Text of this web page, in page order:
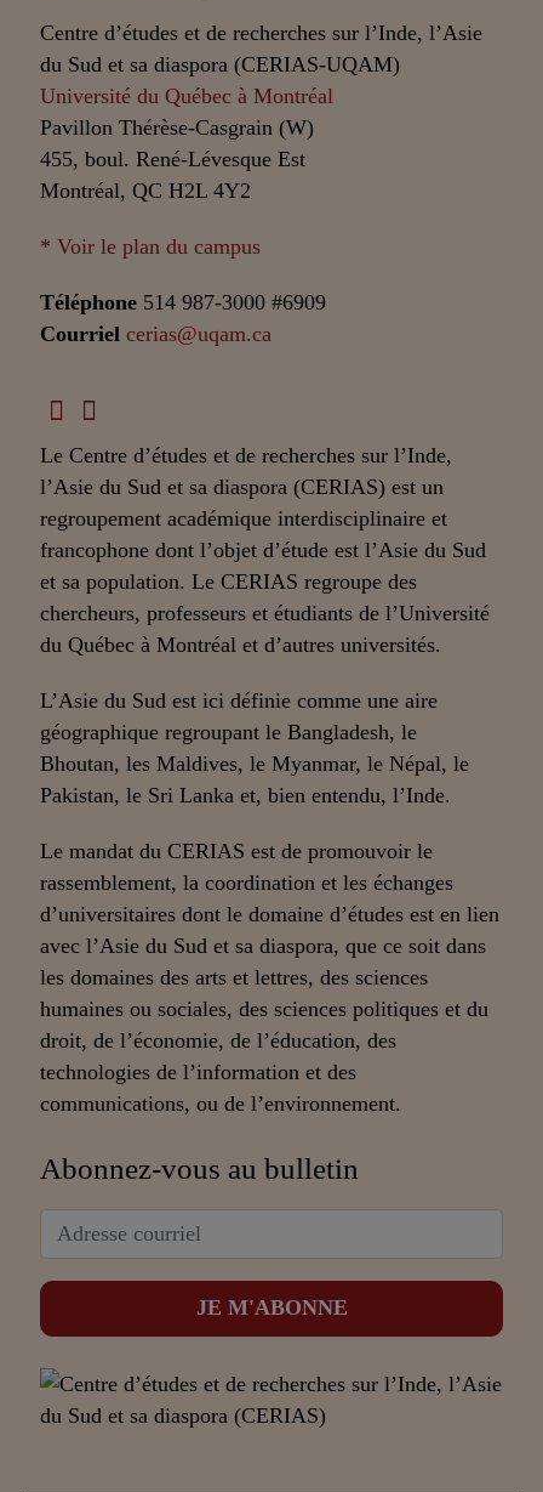
Centre d’études et de recherches sur l’Inde, l’Asie
du Sud et sa diaspora (CERIAS-UQAM)
Université du Québec à Montréal
Pavillon Thérèse-Casgrain (W)
455, boul. René-Lévesque Est
Montréal, QC H2L 4Y2
* Voir le plan du campus
Téléphone 514 987-3000 #6909
Courriel cerias@uqam.ca
Le Centre d’études et de recherches sur l’Inde,
l’Asie du Sud et sa diaspora (CERIAS) est un
regroupement académique interdisciplinaire et
francophone dont l’objet d’étude est l’Asie du Sud
et sa population. Le CERIAS regroupe des
chercheurs, professeurs et étudiants de l’Université
du Québec à Montréal et d’autres universités.
L’Asie du Sud est ici définie comme une aire
géographique regroupant le Bangladesh, le
Bhoutan, les Maldives, le Myanmar, le Népal, le
Pakistan, le Sri Lanka et, bien entendu, l’Inde.
Le mandat du CERIAS est de promouvoir le
rassemblement, la coordination et les échanges
d’universitaires dont le domaine d’études est en lien
avec l’Asie du Sud et sa diaspora, que ce soit dans
les domaines des arts et lettres, des sciences
humaines ou sociales, des sciences politiques et du
droit, de l’économie, de l’éducation, des
technologies de l’information et des
communications, ou de l’environnement.
Abonnez-vous au bulletin